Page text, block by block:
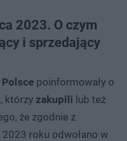
2023. O czym
i sprzedający
Polsce poinformowały o
którzy zakupili lub też
że zgodnie z
roku odwołano w